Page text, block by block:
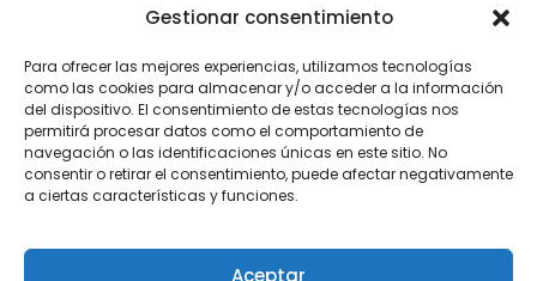
Gestionar consentimiento
Para ofrecer las mejores experiencias, utilizamos tecnologías
como las cookies para almacenar y/o acceder a la información
del dispositivo. El consentimiento de estas tecnologías nos
permitirá procesar datos como el comportamiento de
navegación o las identificaciones únicas en este sitio. No
consentir o retirar el consentimiento, puede afectar negativamente
a ciertas características y funciones.
Aceptar